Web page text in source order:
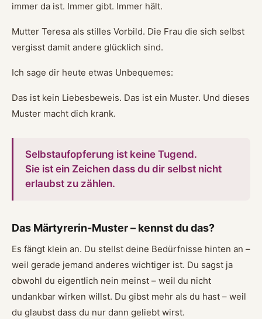
immer da ist. Immer gibt. Immer hält.
Mutter Teresa als stilles Vorbild. Die Frau die sich selbst
vergisst damit andere glücklich sind.
Ich sage dir heute etwas Unbequemes:
Das ist kein Liebesbeweis. Das ist ein Muster. Und dieses
Muster macht dich krank.
Selbstaufopferung ist keine Tugend.
Sie ist ein Zeichen dass du dir selbst nicht
erlaubst zu zählen.
Das Märtyrerin-Muster – kennst du das?
Es fängt klein an. Du stellst deine Bedürfnisse hinten an –
weil gerade jemand anderes wichtiger ist. Du sagst ja
obwohl du eigentlich nein meinst – weil du nicht
undankbar wirken willst. Du gibst mehr als du hast – weil
du glaubst dass du nur dann geliebt wirst.